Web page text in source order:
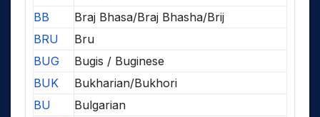
BB
Braj Bhasa/Braj Bhasha/Brij
BRU
Bru
BUG
Bugis / Buginese
BUK
Bukharian/Bukhori
BU
Bulgarian